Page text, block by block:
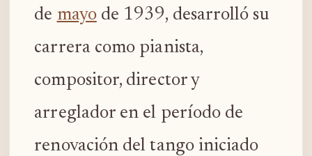
de mayode 1939, desarrolló su
carrera como pianista,
compositor, director y
arreglador en el período de
renovación del tango iniciado